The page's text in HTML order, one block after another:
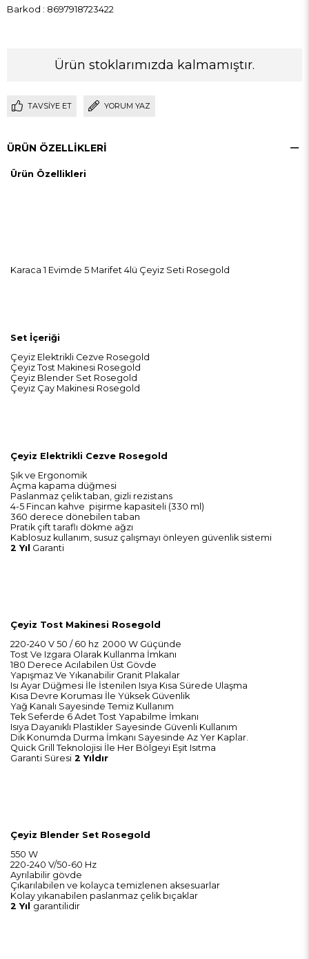
Barkod : 8697918723422
Ürün stoklarımızda kalmamıştır.
TAVSIYE ET YORUM YAZ
ÜRÜN ÖZELLIKLERI
Ürün Özellikleri
Karaca 1 Evimde 5 Marifet 4lü Çeyiz Seti Rosegold
Set İçeriği
Çeyiz Elektrikli Cezve Rosegold
Çeyiz Tost Makinesi Rosegold
Çeyiz Blender Set Rosegold
Çeyiz Çay Makinesi Rosegold
Çeyiz Elektrikli Cezve Rosegold
Şık ve Ergonomik
Açma kapama düğmesi
Paslanmaz çelik taban, gizli rezistans
4-5 Fincan kahve pişirme kapasiteli (330 ml)
360 derece dönebilen taban
Pratik çift taraflı dökme ağzı
Kablosuz kullanım, susuz çalışmayı önleyen güvenlik sistemi
2 Yıl Garanti
Çeyiz Tost Makinesi Rosegold
220-240 V 50 / 60 hz 2000 W Güçünde
Tost Ve Izgara Olarak Kullanma İmkanı
180 Derece Acılabilen Üst Gövde
Yapışmaz Ve Yıkanabilir Granit Plakalar
Isı Ayar Düğmesi İle İstenilen Isıya Kısa Sürede Ulaşma
Kısa Devre Koruması İle Yüksek Güvenlik
Yağ Kanalı Sayesinde Temiz Kullanım
Tek Seferde 6 Adet Tost Yapabilme İmkanı
Isıya Dayanıklı Plastikler Sayesinde Güvenli Kullanım
Dik Konumda Durma İmkanı Sayesinde Az Yer Kaplar.
Quick Grill Teknolojisi İle Her Bölgeyi Eşit Isıtma
Garanti Süresi 2 Yıldır
Çeyiz Blender Set Rosegold
550 W
220-240 V/50-60 Hz
Ayrılabilir gövde
Çıkarılabilen ve kolayca temizlenen aksesuarlar
Kolay yıkanabilen paslanmaz çelik bıçaklar
2 Yıl garantilidir